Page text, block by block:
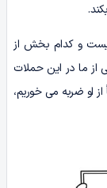
چیست و کدام بخش از
از ما در این حملات
او ضربه می خوریم،